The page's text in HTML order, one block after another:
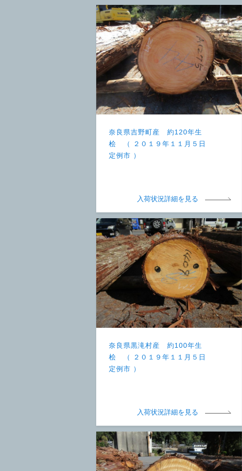
奈良県吉野町産 約120年生
桧 （ ２０１９年１１月５日
定例市 ）
入荷状況詳細を見る
奈良県黒滝村産 約100年生
桧 （ ２０１９年１１月５日
定例市 ）
入荷状況詳細を見る